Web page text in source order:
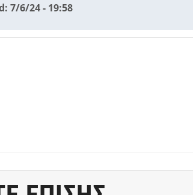
7/6/24 - 19:58